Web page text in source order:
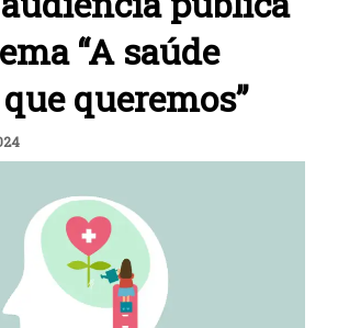
“A saúde
queremos”